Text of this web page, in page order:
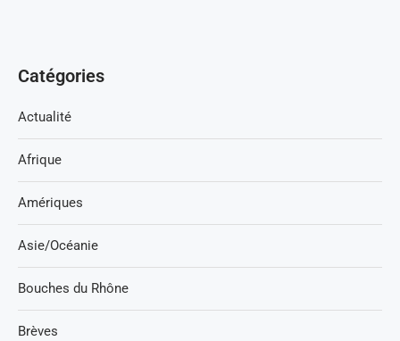
Catégories
Actualité
Afrique
Amériques
Asie/Océanie
Bouches du Rhône
Brèves